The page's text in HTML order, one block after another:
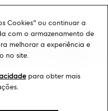
Cookies" ou continuar a
com o armazenamento de
melhorar a experiência e
no site.
para obter mais